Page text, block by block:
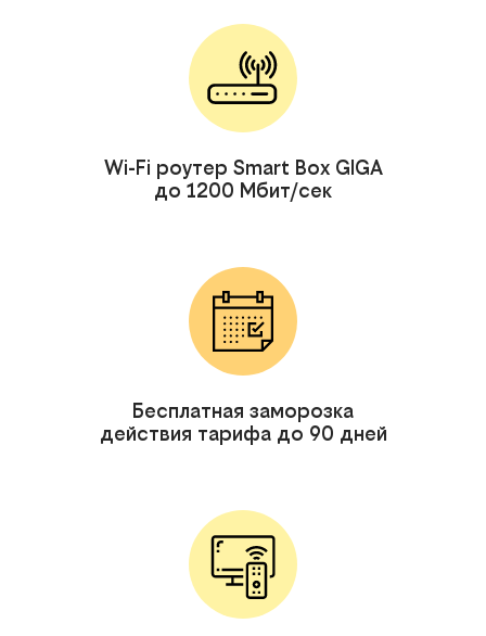
Wi-Fi роутер Smart Box GIGA
до 1200 Мбит/сек
Бесплатная заморозка
действия тарифа до 90 дней